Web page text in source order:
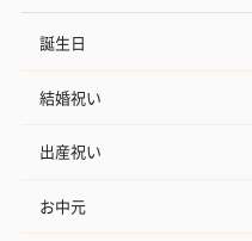
誕生日
結婚祝い
出産祝い
お中元